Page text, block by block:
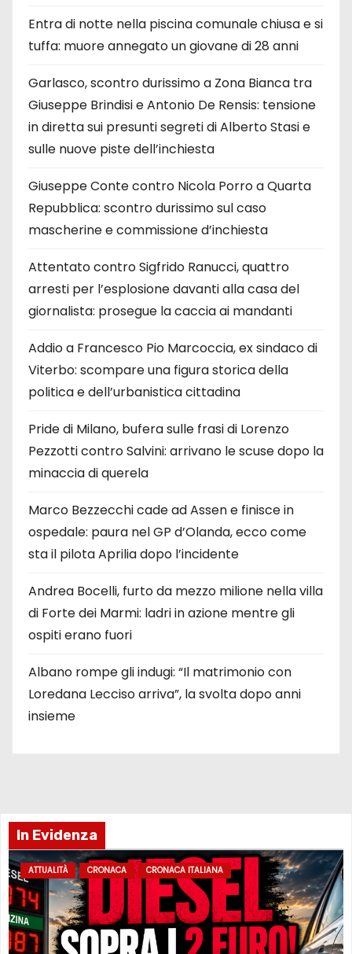
Entra di notte nella piscina comunale chiusa e si
tuffa: muore annegato un giovane di 28 anni
Garlasco, scontro durissimo a Zona Bianca tra
Giuseppe Brindisi e Antonio De Rensis: tensione
in diretta sui presunti segreti di Alberto Stasi e
sulle nuove piste dell’inchiesta
Giuseppe Conte contro Nicola Porro a Quarta
Repubblica: scontro durissimo sul caso
mascherine e commissione d’inchiesta
Attentato contro Sigfrido Ranucci, quattro
arresti per l’esplosione davanti alla casa del
giornalista: prosegue la caccia ai mandanti
Addio a Francesco Pio Marcoccia, ex sindaco di
Viterbo: scompare una figura storica della
politica e dell’urbanistica cittadina
Pride di Milano, bufera sulle frasi di Lorenzo
Pezzotti contro Salvini: arrivano le scuse dopo la
minaccia di querela
Marco Bezzecchi cade ad Assen e finisce in
ospedale: paura nel GP d’Olanda, ecco come
sta il pilota Aprilia dopo l’incidente
Andrea Bocelli, furto da mezzo milione nella villa
di Forte dei Marmi: ladri in azione mentre gli
ospiti erano fuori
Albano rompe gli indugi: “Il matrimonio con
Loredana Lecciso arriva”, la svolta dopo anni
insieme
In Evidenza
ATTUALITÀ CRONACA CRONACA ITALIANA